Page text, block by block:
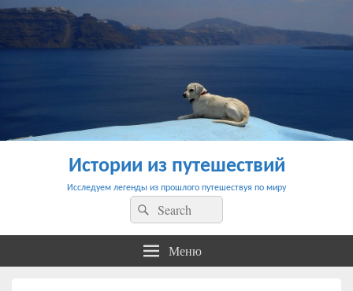
Истории из путешествий
Исследуем легенды из прошлого путешествуя по миру
Найти:Поиск
Меню